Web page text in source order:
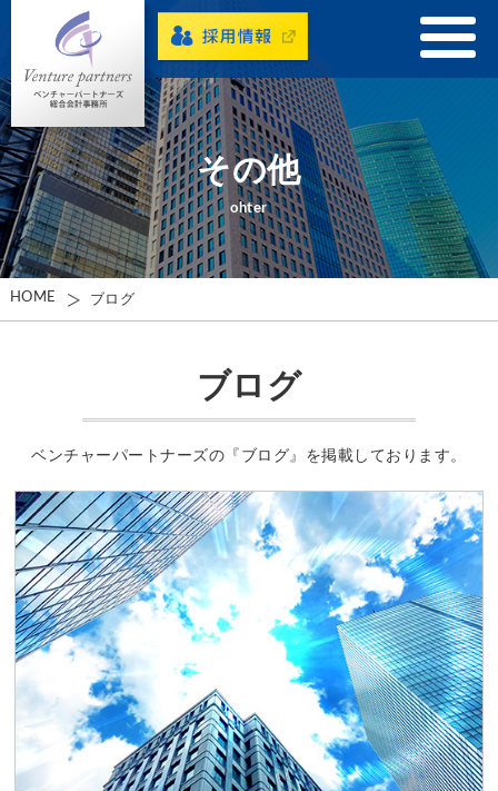
その他
ohter
HOME ブログ
ブログ
ベンチャーパートナーズの『ブログ』を掲載しております。